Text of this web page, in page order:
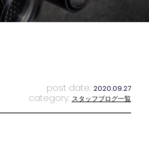
特別作業 注文販売
post date: 2020.09.27
category: スタッフブログ一覧